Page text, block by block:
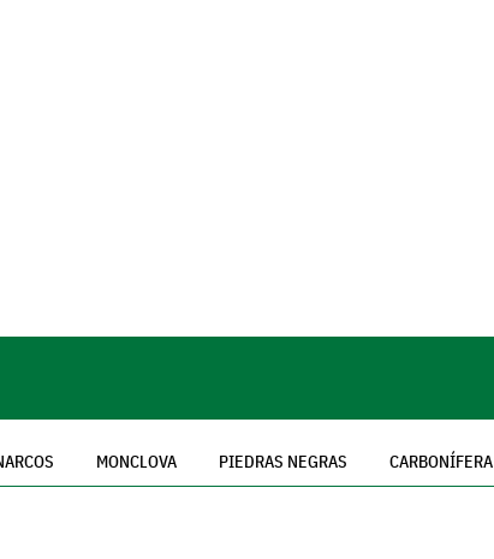
MONCLOVA PIEDRAS NEGRAS CARBONÍFERA